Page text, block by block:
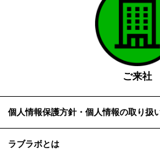
ご来社
個人情報保護方針・個人情報の取り扱
ラブラボとは